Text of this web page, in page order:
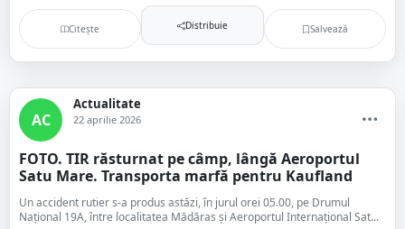
Citește Distribuie Salvează
AC
Actualitate
22 aprilie 2026
FOTO. TIR răsturnat pe câmp, lângă Aeroportul
Satu Mare. Transporta marfă pentru Kaufland
Un accident rutier s-a produs astăzi, în jurul orei 05.00, pe Drumul
Național 19A, între localitatea Mădăras și Aeroportul Internațional Sat...